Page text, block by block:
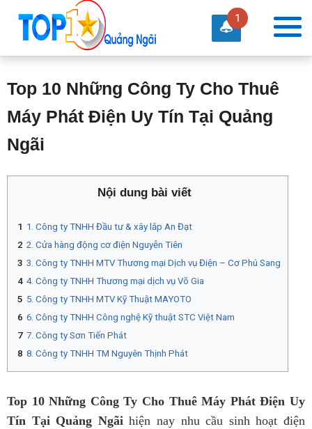
1
Top 10 Những Công Ty Cho Thuê
Máy Phát Điện Uy Tín Tại Quảng
Ngãi
Nội dung bài viết
1. Công ty TNHH Đầu tư & xây lắp An Đạt
2. Cửa hàng động cơ điện Nguyễn Tiên
3. Công ty TNHH MTV Thương mại Dịch vụ Điện – Cơ Phú Sang
4. Công ty TNHH Thương mại dịch vụ Võ Gia
5. Công ty TNHH MTV Kỹ Thuật MAYOTO
6. Công ty TNHH Công nghệ Kỹ thuật STC Việt Nam
7. Công ty Sơn Tiến Phát
8. Công ty TNHH TM Nguyên Thịnh Phát
Top 10 Những Công Ty Cho Thuê Máy Phát Điện Uy
Tín Tại Quảng Ngãihiện nay nhu cầu sinh hoạt điện